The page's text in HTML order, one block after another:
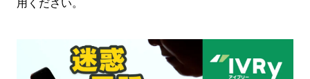
用ください。